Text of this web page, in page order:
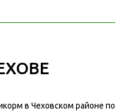
в Чеховском районе по